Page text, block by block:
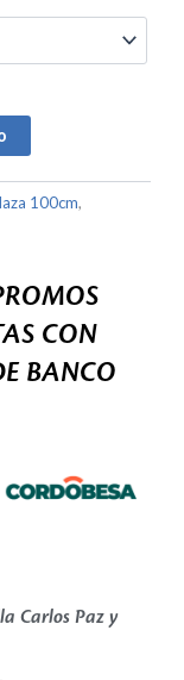
100cm,
CON
BANCO
Carlos Paz y